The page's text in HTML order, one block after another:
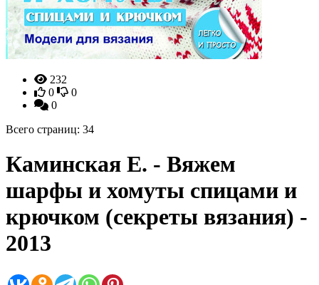
232
0
0
0
Всего страниц: 34
Каминская Е. - Вяжем
шарфы и хомуты спицами и
крючком (секреты вязания) -
2013